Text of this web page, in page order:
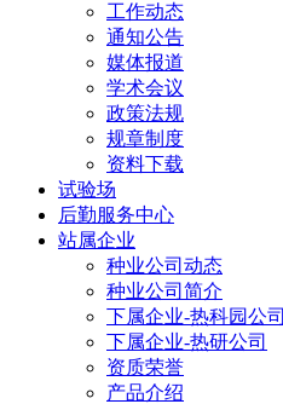
工作动态
通知公告
媒体报道
学术会议
政策法规
规章制度
资料下载
试验场
后勤服务中心
站属企业
种业公司动态
种业公司简介
下属企业-热科园公司
下属企业-热研公司
资质荣誉
产品介绍